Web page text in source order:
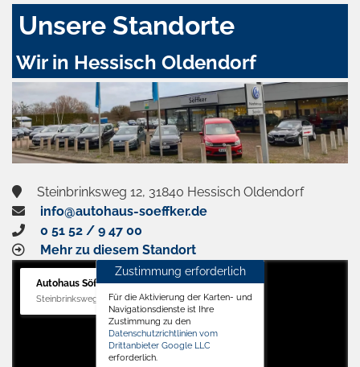
Unsere Standorte
Wir in Hessisch Oldendorf
Steinbrinksweg 12, 31840 Hessisch Oldendorf
info@autohaus-soeffker.de
0 51 52 / 9 47 00
Mehr zu diesem Standort
Autohaus Söffker GmbH
Steinbrinksweg 12, 31840 Hessisch Oldendorf
Zustimmung erforderlich
Für die Aktivierung der Karten- und
Navigationsdienste ist Ihre
Zustimmung zu den
Datenschutzrichtlinien vom
Drittanbieter Google LLC
erforderlich.